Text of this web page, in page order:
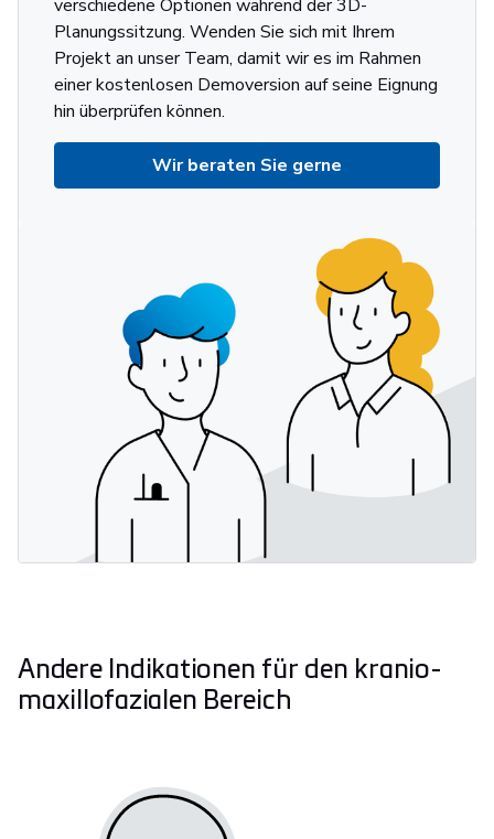
verschiedene Optionen während der 3D-
Planungssitzung. Wenden Sie sich mit Ihrem
Projekt an unser Team, damit wir es im Rahmen
einer kostenlosen Demoversion auf seine Eignung
hin überprüfen können.
Wir beraten Sie gerne
Andere Indikationen für den kranio-
maxillofazialen Bereich